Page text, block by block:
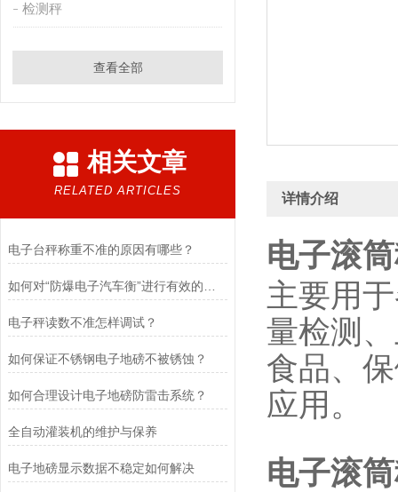
检测秤
查看全部
相关文章
RELATED ARTICLES
电子台秤称重不准的原因有哪些？
电子秤读数不准怎样调试？
如何保证不锈钢电子地磅不被锈蚀？
如何合理设计电子地磅防雷击系统？
全自动灌装机的维护与保养
电子地磅显示数据不稳定如何解决
详情介绍
电子滚
主要用
量检测
食品、
应用。
电子滚